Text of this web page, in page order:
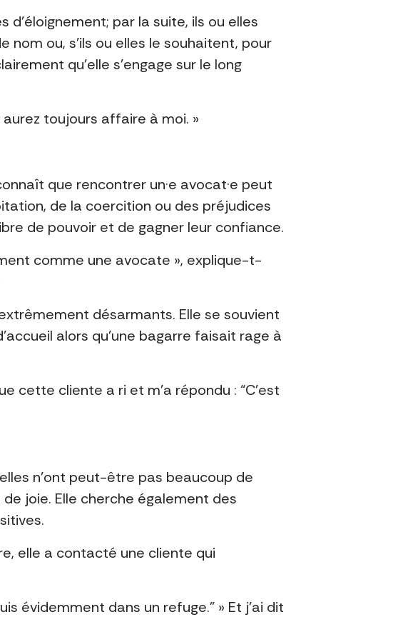
d’éloignement; par la suite, ils ou elles
ou, s’ils ou elles le souhaitent, pour
qu’elle s’engage sur le long
toujours affaire à moi. »
que rencontrer un·e avocat·e peut
de la coercition ou des préjudices
de pouvoir et de gagner leur confiance.
comme une avocate », explique-t-
désarmants. Elle se souvient
alors qu’une bagarre faisait rage à
cette cliente a ri et m’a répondu : “C’est
n’ont peut-être pas beaucoup de
joie. Elle cherche également des
elle a contacté une cliente qui
évidemment dans un refuge.” » Et j’ai dit